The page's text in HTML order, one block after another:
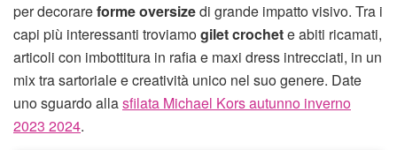
per decorareforme oversizedi grande impatto visivo. Tra i
capi più interessanti troviamogilet crochete abiti ricamati,
articoli con imbottitura in rafia e maxi dress intrecciati, in un
mix tra sartoriale e creatività unico nel suo genere. Date
uno sguardo allasfilata Michael Kors autunno inverno
2023 2024.